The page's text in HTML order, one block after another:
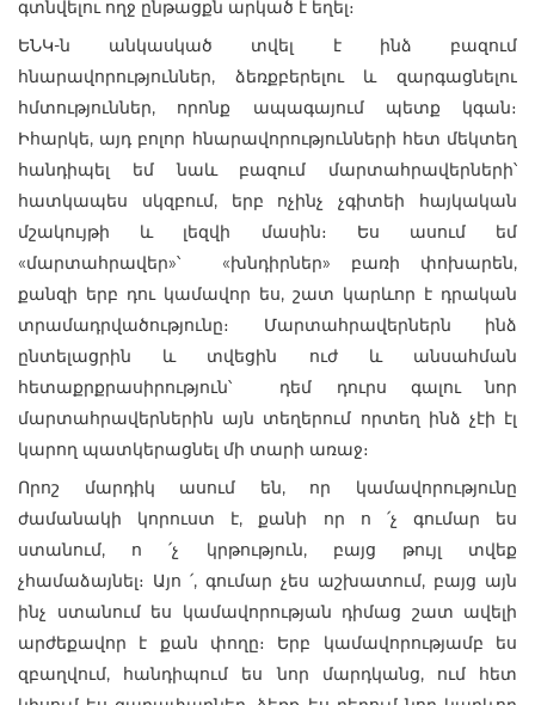
գտնվելու ողջ ընթացքն արկած է եղել։
ԵՆԿ-ն անկասկած տվել է ինձ բազում
հնարավորություններ, ձեռքբերելու և զարգացնելու
հմտություններ, որոնք ապագայում պետք կգան։
Իհարկե, այդ բոլոր հնարավորությունների հետ մեկտեղ
հանդիպել եմ նաև բազում մարտահրավերների՝
հատկապես սկզբում, երբ ոչինչ չգիտեի հայկական
մշակույթի և լեզվի մասին։ Ես ասում եմ
«մարտահրավեր»՝ «խնդիրներ» բառի փոխարեն,
քանզի երբ դու կամավոր ես, շատ կարևոր է դրական
տրամադրվածությունը։ Մարտահրավերներն ինձ
ընտելացրին և տվեցին ուժ և անսահման
հետաքրքրասիրություն՝ դեմ դուրս գալու նոր
մարտահրավերներին այն տեղերում որտեղ ինձ չէի էլ
կարող պատկերացնել մի տարի առաջ։
Որոշ մարդիկ ասում են, որ կամավորությունը
ժամանակի կորուստ է, քանի որ ո ՛չ գումար ես
ստանում, ո ՛չ կրթություն, բայց թույլ տվեք
չհամաձայնել։ Այո ՛, գումար չես աշխատում, բայց այն
ինչ ստանում ես կամավորության դիմաց շատ ավելի
արժեքավոր է քան փողը։ Երբ կամավորությամբ ես
զբաղվում, հանդիպում ես նոր մարդկանց, ում հետ